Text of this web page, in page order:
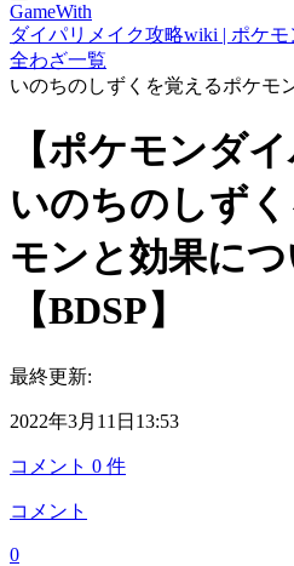
GameWith
ダイパリメイク攻略wiki | ポケモ
全わざ一覧
いのちのしずくを覚えるポケモ
【ポケモンダ
いのちのしず
モンと効果に
【BDSP】
最終更新:
2022年3月11日13:53
コメント 0 件
コメント
0